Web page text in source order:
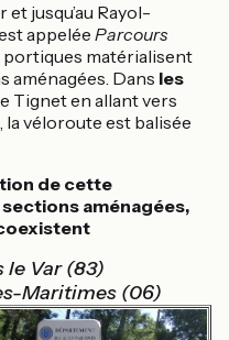
et jusqu’au Rayol-
appelée Parcours
portiques matérialisent
aménagées. Dans les
Tignet en allant vers
la véloroute est balisée
de cette
sections aménagées,
(83)
Maritimes (06)